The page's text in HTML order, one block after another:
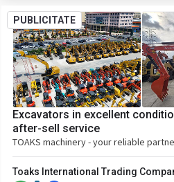
PUBLICITATE
Excavators in excellent
after-sell service
TOAKS machinery - your reliable
Toaks International Trading